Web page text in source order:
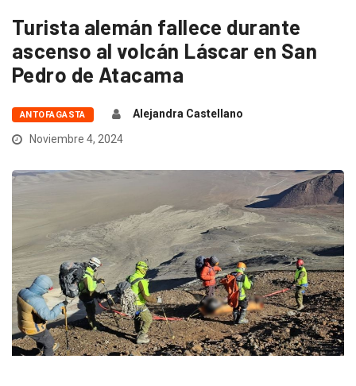
Turista alemán fallece durante
ascenso al volcán Láscar en San
Pedro de Atacama
ANTOFAGASTA
Alejandra Castellano
Noviembre 4, 2024